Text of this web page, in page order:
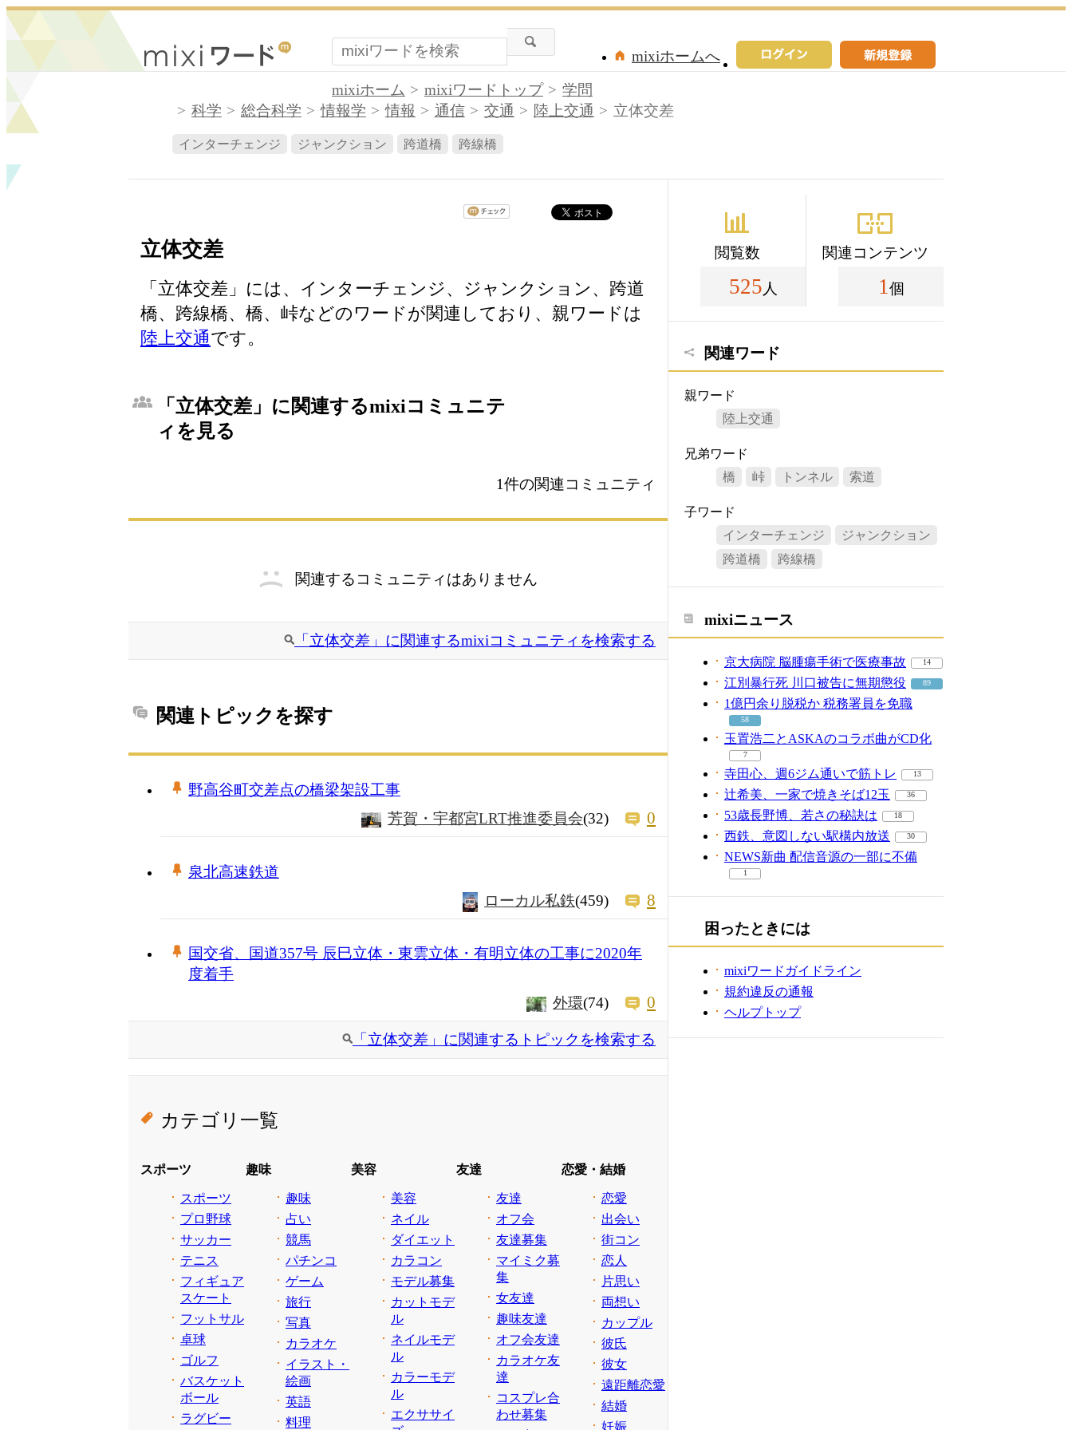
mixiホームへ
mixiホーム
mixiワードトップ
学問
科学
総合科学 情報学 情報 通信 交通 陸上交通 立体交差
インターチェンジ ジャンクション 跨道橋 跨線橋
立体交差
「立体交差」には、インターチェンジ、ジャンクション、跨道
橋、跨線橋、橋、峠などのワードが関連しており、親ワードは
陸上交通です。
「立体交差」に関連するmixiコミュニテ
ィを見る
1件の関連コミュニティ
関連するコミュニティはありません
「立体交差」に関連するmixiコミュニティを検索する
関連トピックを探す
野高谷町交差点の橋梁架設工事
芳賀・宇都宮LRT推進委員会(32) 0
泉北高速鉄道
ローカル私鉄(459) 8
国交省、国道357号 辰巳立体・東雲立体・有明立体の工事に2020年
度着手
外環(74) 0
「立体交差」に関連するトピックを検索する
カテゴリ一覧
スポーツ
スポーツ
プロ野球
サッカー
テニス
フィギュア
スケート
フットサル
卓球
ゴルフ
バスケット
ボール
ラグビー
趣味
趣味
占い
競馬
パチンコ
ゲーム
旅行
写真
カラオケ
イラスト・
絵画
英語
料理
美容
美容
ネイル
ダイエット
カラコン
モデル募集
カットモデ
ル
ネイルモデ
ル
カラーモデ
ル
エクササイ
友達
友達
オフ会
友達募集
マイミク募
集
女友達
趣味友達
オフ会友達
カラオケ友
達
コスプレ合
わせ募集
恋愛・結婚
恋愛
出会い
街コン
恋人
片思い
両想い
カップル
彼氏
彼女
遠距離恋愛
結婚
妊娠
閲覧数
525 人
関連コンテンツ
1 個
関連ワード
親ワード
陸上交通
兄弟ワード
橋
峠 トンネル 索道
子ワード
インターチェンジ
ジャンクション
跨道橋
跨線橋
mixiニュース
京大病院 脳腫瘍手術で医療事故 14
江別暴行死 川口被告に無期懲役 89
1億円余り脱税か 税務署員を免職
58
玉置浩二とASKAのコラボ曲がCD化
7
寺田心、週6ジム通いで筋トレ 13
辻希美、一家で焼きそば12玉 36
53歳長野博、若さの秘訣は 18
西鉄、意図しない駅構内放送 30
NEWS新曲 配信音源の一部に不備
1
困ったときには
mixiワードガイドライン
規約違反の通報
ヘルプトップ